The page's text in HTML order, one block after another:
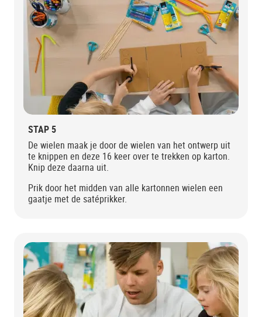
STAP 5
De wielen maak je door de wielen van het ontwerp uit
te knippen en deze 16 keer over te trekken op karton.
Knip deze daarna uit.
Prik door het midden van alle kartonnen wielen een
gaatje met de satéprikker.